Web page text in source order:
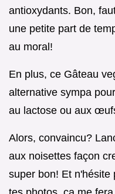
antioxydants. Bon,
une petite part de
au moral!
En plus, ce Gâteau
alternative sympa
au lactose ou aux
Alors, convaincu?
aux noisettes façon
super bon! Et n'hésite